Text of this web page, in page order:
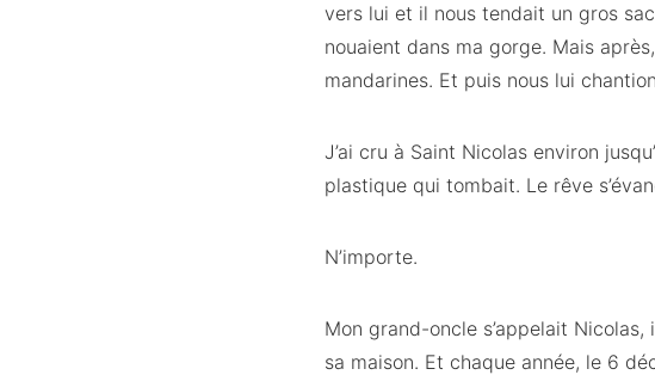
vers lui et il nous tendait un gros
nouaient dans ma gorge. Mais
mandarines. Et puis nous lui
J’ai cru à Saint Nicolas environ
plastique qui tombait. Le rêve
N’importe.
Mon grand-oncle s’appelait
sa maison. Et chaque année, le 6